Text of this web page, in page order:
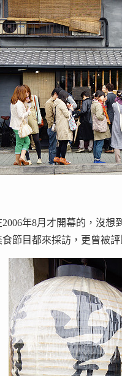
年8月才開幕的，沒想
節目都來採訪，更曾被